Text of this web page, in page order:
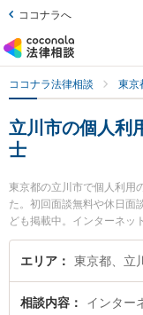
ココナラへ
ココナラ法律相談 東京
立川市の個人利
士
東京都の立川市で個人利用
た。初回面談無料や休日面
ども掲載中。インターネッ
かな分野での絞り込み検索
護士やあけぼの綜合法律事
弁護士に相談したい』『個
エリア 東京都、立
相談内容 インター